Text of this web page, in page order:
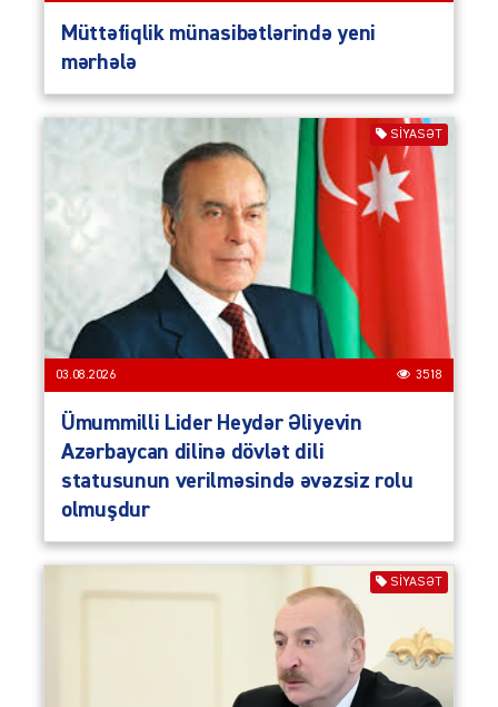
Müttəfiqlik münasibətlərində yeni
mərhələ
SIYASƏT
03.08.2026 3518
Ümummilli Lider Heydər Əliyevin
Azərbaycan dilinə dövlət dili
statusunun verilməsində əvəzsiz rolu
olmuşdur
SIYASƏT